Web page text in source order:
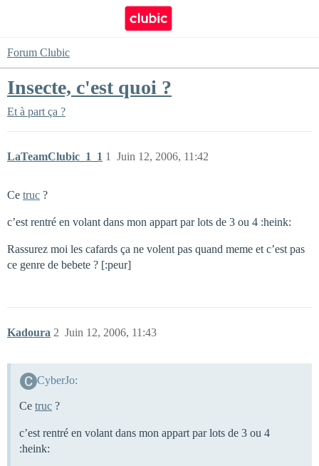
Forum Clubic
Insecte, c'est quoi ?
Et à part ça ?
LaTeamClubic_1_1 Juin 12, 2006, 11:42
1
Ce truc ?
c’est rentré en volant dans mon appart par lots de 3 ou 4 :heink:
Rassurez moi les cafards ça ne volent pas quand meme et c’est pas
ce genre de bebete ? [:peur]
Kadoura Juin 12, 2006, 11:43
2
CyberJo:
Ce truc ?
c’est rentré en volant dans mon appart par lots de 3 ou 4
:heink: